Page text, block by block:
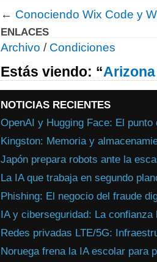
← Conociendo Wix Code y
ENLACES
Archivo / Condiciones
Estás viendo: “
NOTICIAS RECIENTES
OpenAI y Hugging Face: El
Kingston: Memoria y
Japón prepara robots ante la
La IA que trabaja en segundo
Phishing: El negocio del fraude
IA y ciberseguridad: La confianza
Redes privadas LTE/5G:
Noruega frena la IA escolar para